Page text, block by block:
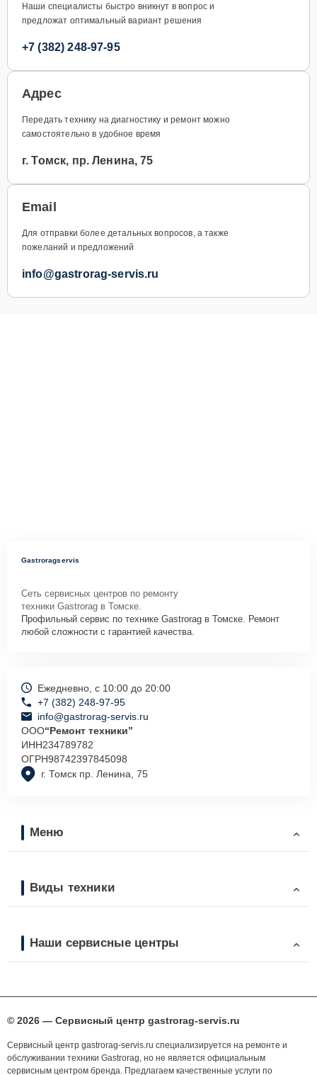
Наши специалисты быстро вникнут в вопрос и
предложат оптимальный вариант решения
+7 (382) 248-97-95
Адрес
Передать технику на диагностику и ремонт можно
самостоятельно в удобное время
г. Томск, пр. Ленина, 75
Email
Для отправки более детальных вопросов, а также
пожеланий и предложений
info@gastrorag-servis.ru
Gastroragservis
Сеть сервисных центров по ремонту
техники Gastrorag в Томске.
Профильный сервис по технике Gastrorag в Томске. Ремонт
любой сложности с гарантией качества.
г. Томск пр. Ленина, 75
Ежедневно, с 10:00 до 20:00
+7 (382) 248-97-95
info@gastrorag-servis.ru
ООО“Ремонт техники”
ИНН234789782
ОГРН98742397845098
Меню
Виды техники
Наши сервисные центры
© 2026 — Сервисный центр gastrorag-servis.ru
Сервисный центр gastrorag-servis.ru специализируется на ремонте и
обслуживании техники Gastrorag, но не является официальным
сервисным центром бренда. Предлагаем качественные услуги по